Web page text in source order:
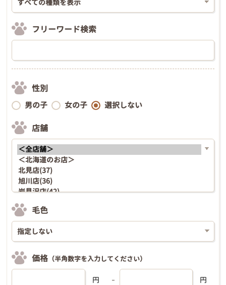
フリーワード検索
性別
男の子 女の子 選択しない
店舗
毛色
価格 （半角数字を入力してください）
円 円